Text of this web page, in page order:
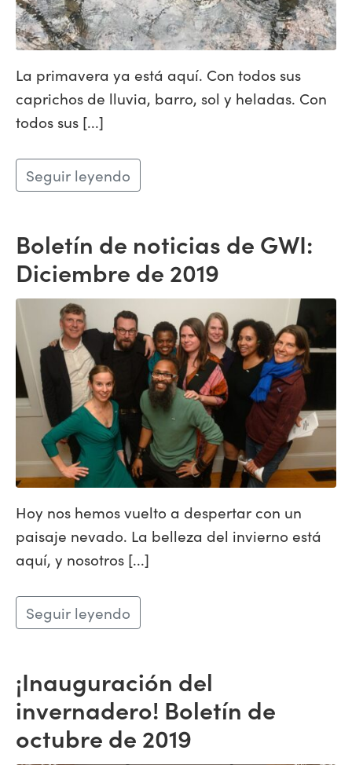
La primavera ya está aquí. Con todos sus
caprichos de lluvia, barro, sol y heladas. Con
todos sus [...]
Seguir leyendo
Boletín de noticias de GWI:
Diciembre de 2019
Hoy nos hemos vuelto a despertar con un
paisaje nevado. La belleza del invierno está
aquí, y nosotros [...]
Seguir leyendo
¡Inauguración del
invernadero! Boletín de
octubre de 2019